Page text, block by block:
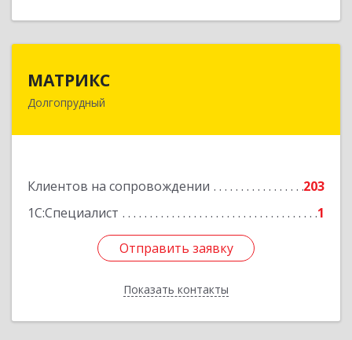
МАТРИКС
Долгопрудный
Клиентов на сопровождении
203
1С:Специалист
1
Отправить заявку
Показать контакты
141707, Московская обл, Долгопрудный г,
Отправить заявку
Назад